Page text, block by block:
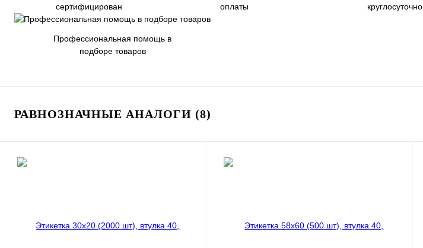
сертифицирован
оплаты
круглосуточно
Профессиональная помощь в
подборе товаров
РАВНОЗНАЧНЫЕ АНАЛОГИ (8)